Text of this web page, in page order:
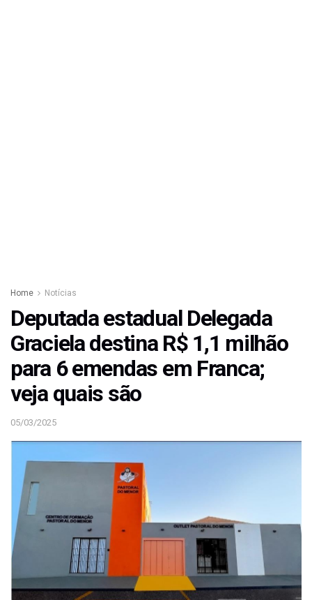
Home Notícias
Deputada estadual Delegada
Graciela destina R$ 1,1 milhão
para 6 emendas em Franca;
veja quais são
05/03/2025